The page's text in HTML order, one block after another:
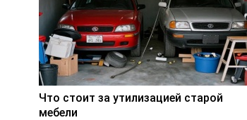
Что стоит за утилизацией старой
мебели